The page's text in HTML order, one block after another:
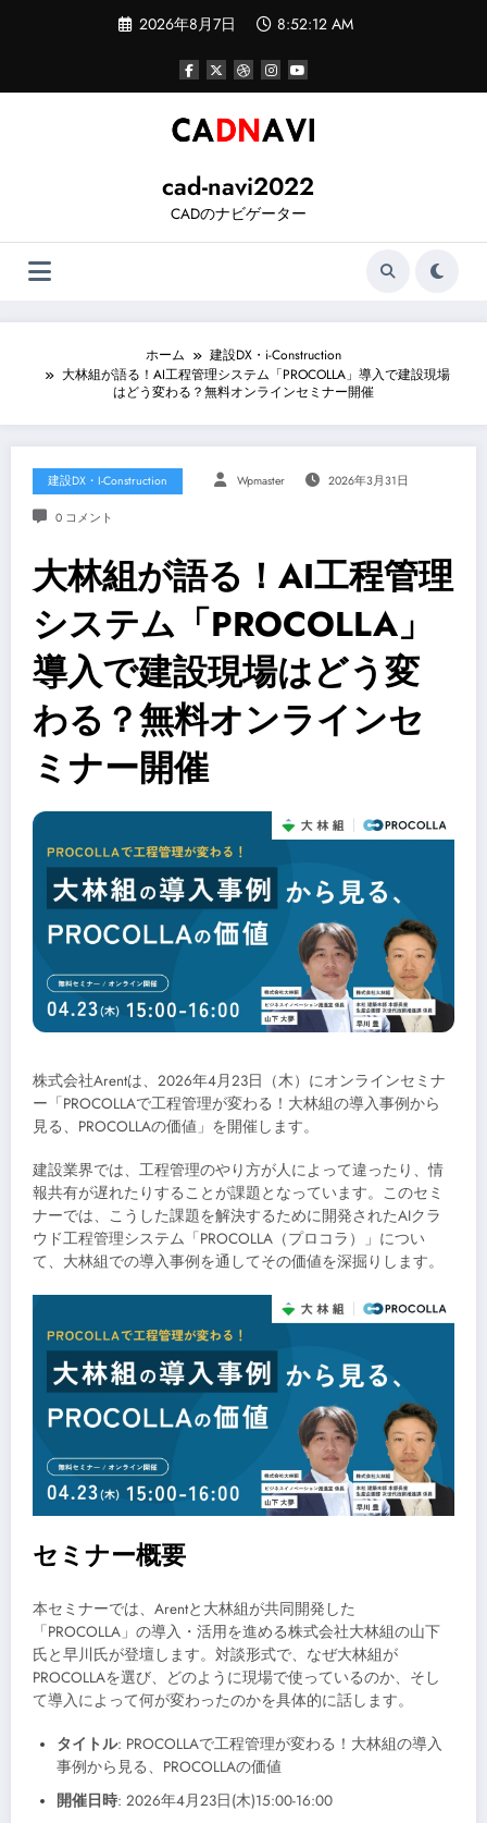
ツ
2026年8月7日 8:52:13 AM
cad-navi2022
CADのナビゲーター
ホーム
建設DX・i-Construction
大林組が語る！AI工程管理システム「PROCOLLA」導入で建設現場
はどう変わる？無料オンラインセミナー開催
建設DX・i-Construction Wpmaster 2026年3月31日
0 コメント
大林組が語る！AI工程管理
システム「PROCOLLA」
導入で建設現場はどう変
わる？無料オンラインセ
ミナー開催
株式会社Arentは、2026年4月23日（木）にオンラインセミナ
ー「PROCOLLAで工程管理が変わる！大林組の導入事例から
見る、PROCOLLAの価値」を開催します。
建設業界では、工程管理のやり方が人によって違ったり、情
報共有が遅れたりすることが課題となっています。このセミ
ナーでは、こうした課題を解決するために開発されたAIクラ
ウド工程管理システム「PROCOLLA（プロコラ）」につい
て、大林組での導入事例を通してその価値を深掘りします。
セミナー概要
本セミナーでは、Arentと大林組が共同開発した
「PROCOLLA」の導入・活用を進める株式会社大林組の山下
氏と早川氏が登壇します。対談形式で、なぜ大林組が
PROCOLLAを選び、どのように現場で使っているのか、そし
て導入によって何が変わったのかを具体的に話します。
タイトル: PROCOLLAで工程管理が変わる！大林組の導入
事例から見る、PROCOLLAの価値
開催日時: 2026年4月23日(木)15:00-16:00